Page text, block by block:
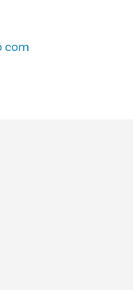
com